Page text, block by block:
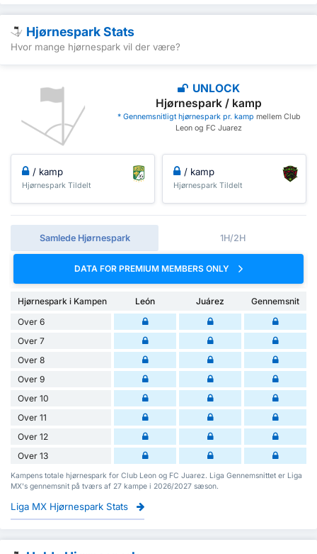
Hjørnespark Stats
Hvor mange hjørnespark vil der være?
UNLOCK
Hjørnespark / kamp
* Gennemsnitligt hjørnespark pr. kamp mellem Club
Leon og FC Juarez
/ kamp
Hjørnespark Tildelt
/ kamp
Hjørnespark Tildelt
Samlede Hjørnespark 1H/2H
DATA FOR PREMIUM MEMBERS ONLY
Hjørnespark i Kampen León Juárez
Gennemsnit
Over 6
Over 7
Over 8
Over 9
Over 10
Over 11
Over 12
Over 13
Kampens totale hjørnespark for Club Leon og FC Juarez. Liga Gennemsnittet er Liga
MX's gennemsnit på tværs af 27 kampe i 2026/2027 sæson.
Liga MX Hjørnespark Stats